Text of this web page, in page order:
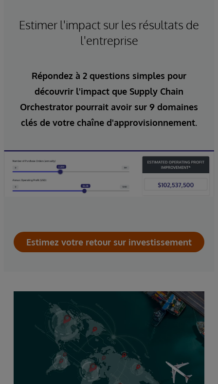
Estimer l'impact sur les résultats de
l'entreprise
Répondez à 2 questions simples pour
découvrir l'impact que Supply Chain
Orchestrator pourrait avoir sur 9 domaines
clés de votre chaîne d'approvisionnement.
Estimez votre retour sur investissement